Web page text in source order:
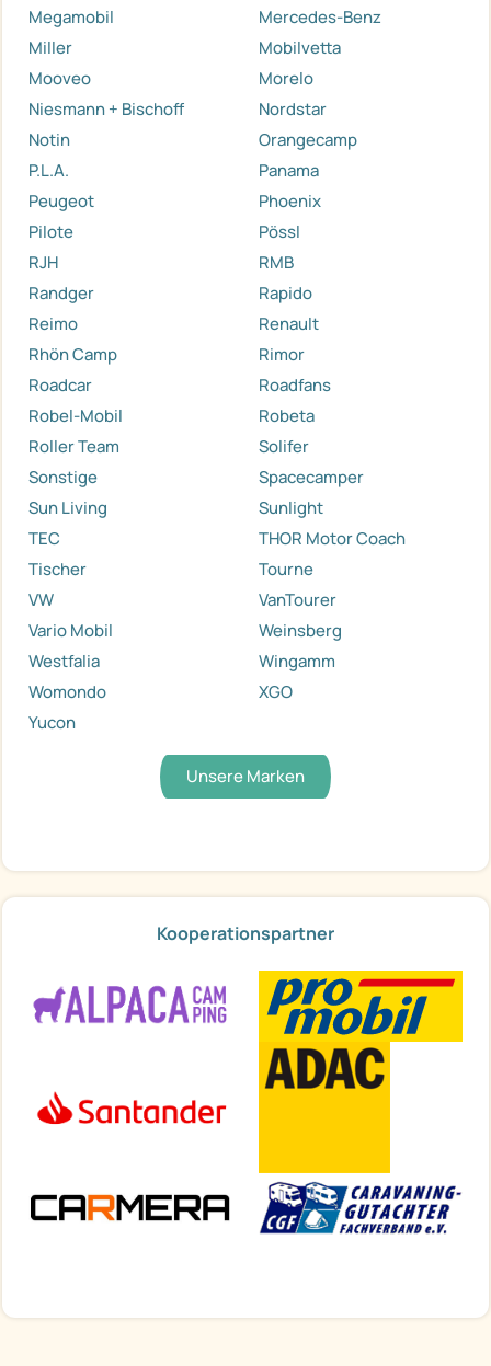
Megamobil
Mercedes-Benz
Miller
Mobilvetta
Mooveo
Morelo
Niesmann + Bischoff
Nordstar
Notin
Orangecamp
P.L.A.
Panama
Peugeot
Phoenix
Pilote
Pössl
RJH
RMB
Randger
Rapido
Reimo
Renault
Rhön Camp
Rimor
Roadcar
Roadfans
Robel-Mobil
Robeta
Roller Team
Solifer
Sonstige
Spacecamper
Sun Living
Sunlight
TEC
THOR Motor Coach
Tischer
Tourne
VW
VanTourer
Vario Mobil
Weinsberg
Westfalia
Wingamm
Womondo
XGO
Yucon
Unsere Marken
Kooperationspartner